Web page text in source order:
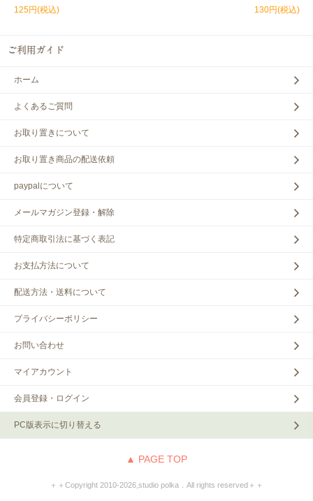
125円(税込)
130円(税込)
ホーム
よくあるご質問
お取り置きについて
お取り置き商品の配送依頼
paypalについて
メールマガジン登録・解除
特定商取引法に基づく表記
お支払方法について
配送方法・送料について
プライバシーポリシー
お問い合わせ
マイアカウント
会員登録・ログイン
PC版表示に切り替える
▲ PAGE TOP
＋＋Copyright 2010‐2026,studio polka．All rights reserved＋＋